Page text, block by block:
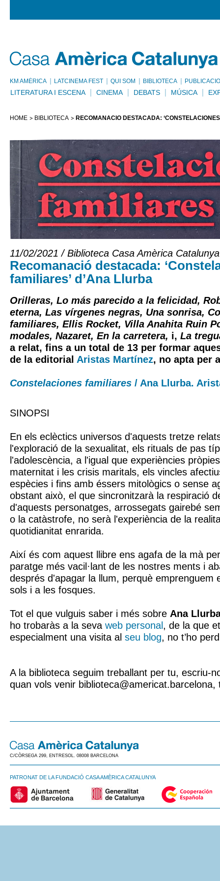
KM AMÈRICA LATCINEMA FEST QUI SOM BIBLIOTECA
LITERATURA I ESCENA CINEMA DEBATS MÚSICA
HOME BIBLIOTECA RECOMANACIÓ DESTACADA:
11/02/2021 / Biblioteca Casa Amèrica Catalunya
Recomanació destacada:
familiares’ d’Ana Llurba
Orilleras, Lo más parecido a la felicidad,
eterna, Las vírgenes negras, Una sonrisa,
familiares, Ellis Rocket, Villa Anahita Ruin
modales, Nazaret, En la carretera, i, La
a relat, fins a un total de 13 per formar
de la editorial Aristas Martínez, no apta per
Constelaciones familiares / Ana Llurba.
SINOPSI
En els eclèctics universos d'aquests tretze
l'exploració de la sexualitat, els rituals de pas
l'adolescència, a l'igual que experiències
maternitat i les crisis maritals, els vincles
espècies i fins amb éssers mitològics o sense
obstant això, el que sincronitzarà la respiració
d'aquests personatges, arrossegats gairebé
o la catàstrofe, no serà l'experiència de la
quotidianitat enrarida.
Així és com aquest llibre ens agafa de la mà
paratge més vacil·lant de les nostres ments i
després d'apagar la llum, perquè emprenguem
sols i a les fosques.
Tot el que vulguis saber i més sobre Ana
ho trobaràs a la seva web personal , de la que
especialment una visita al seu blog, no t’ho
A la biblioteca seguim treballant per tu, escriu-
quan vols venir biblioteca@americat.barcelona,
C/CÒRSEGA 299, ENTRESOL. 08008 BARCELONA
PATRONAT DE LA FUNDACIÓ CASA AMÈRICA CATALUNYA